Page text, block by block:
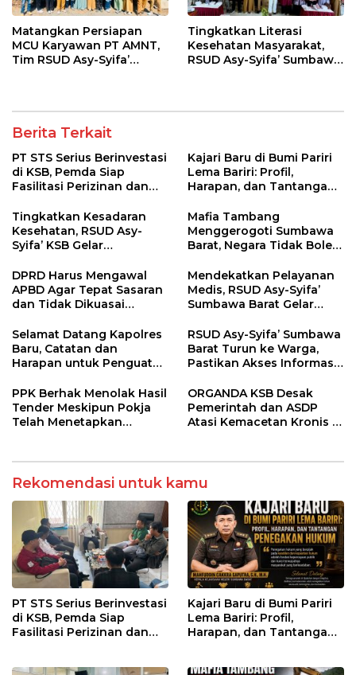
Matangkan Persiapan
MCU Karyawan PT AMNT,
Tim RSUD Asy-Syifa’
Tingkatkan Literasi
Kesehatan Masyarakat,
RSUD Asy-Syifa’ Sumbawa
Berita Terkait
PT STS Serius Berinvestasi
di KSB, Pemda Siap
Fasilitasi Perizinan dan
Regulasi
Kajari Baru di Bumi Pariri
Lema Bariri: Profil,
Harapan, dan Tantangan
Tingkatkan Kesadaran
Kesehatan, RSUD Asy-
Syifa’ KSB Gelar
Melitus pada Lansia
Mafia Tambang
Menggerogoti Sumbawa
Barat, Negara Tidak Boleh
hingga WNA
DPRD Harus Mengawal
APBD Agar Tepat Sasaran
dan Tidak Dikuasai
Tertentu
Mendekatkan Pelayanan
Medis, RSUD Asy-Syifa’
Sumbawa Barat Gelar
Kesehatan di Taliwang
Selamat Datang Kapolres
Baru, Catatan dan
Harapan untuk Penguatan
RSUD Asy-Syifa’ Sumbawa
Barat Turun ke Warga,
Pastikan Akses Informasi
PPK Berhak Menolak Hasil
Tender Meskipun Pokja
Telah Menetapkan
ORGANDA KSB Desak
Pemerintah dan ASDP
Atasi Kemacetan Kronis di
Rekomendasi untuk kamu
PT STS Serius Berinvestasi
di KSB, Pemda Siap
Fasilitasi Perizinan dan
Kajari Baru di Bumi Pariri
Lema Bariri: Profil,
Harapan, dan Tantangan